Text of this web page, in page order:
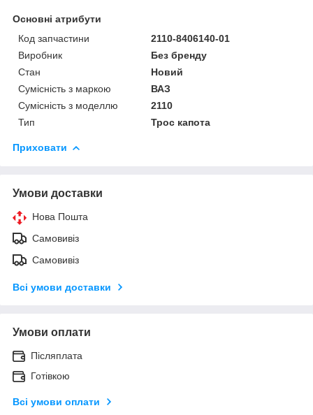
Основні атрибути
Код запчастини
2110-8406140-01
Виробник
Без бренду
Стан
Новий
Сумісність з маркою
ВАЗ
Сумісність з моделлю
2110
Тип
Трос капота
Приховати
Умови доставки
Нова Пошта
Самовивіз
Самовивіз
Всі умови доставки
Умови оплати
Післяплата
Готівкою
Всі умови оплати